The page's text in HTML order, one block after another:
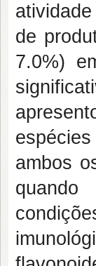
de
7.0%)
ambos
quando